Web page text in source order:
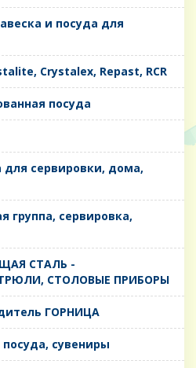
и посуда для
Crystalex, Repast, RCR
посуда
для сервировки, дома,
группа, сервировка,
СТАЛЬ -
СТОЛОВЫЕ ПРИБОРЫ
ГОРНИЦА
посуда, сувениры